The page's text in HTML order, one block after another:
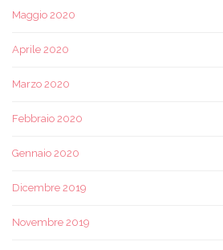
Maggio 2020
Aprile 2020
Marzo 2020
Febbraio 2020
Gennaio 2020
Dicembre 2019
Novembre 2019